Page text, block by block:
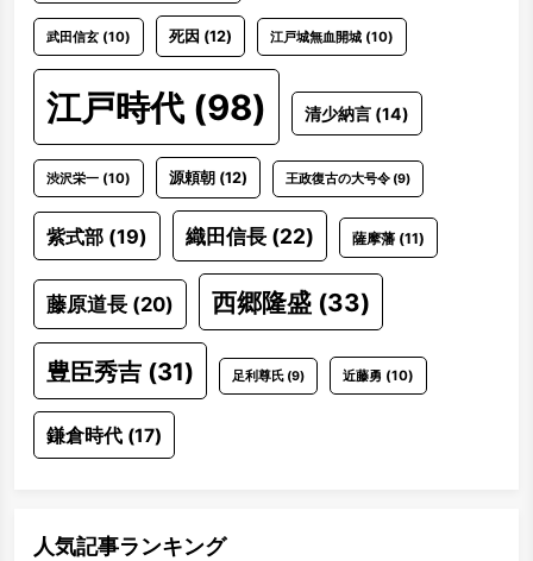
武田信玄(10) 死因 (12) 江戸城無血開城(10)
江戸時代(98) 清少納言(14)
渋沢栄一(10) 源頼朝 (12) 王政復古の大号令(9)
紫式部(19) 織田信長(22) 薩摩藩(11)
藤原道長(20) 西郷隆盛(33)
豊臣秀吉(31) 足利尊氏(9) 近藤勇 (10)
鎌倉時代(17)
人気記事ランキング